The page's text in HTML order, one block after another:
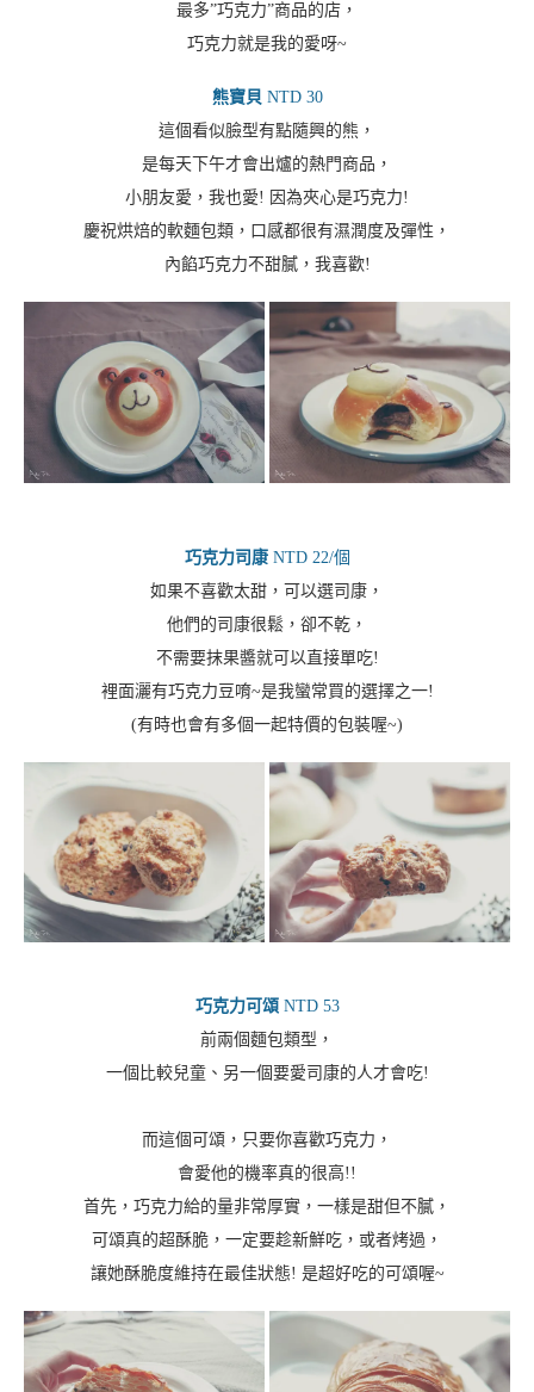
最多”巧克力”商品的店，
巧克力就是我的愛呀~
熊寶貝 NTD 30
這個看似臉型有點隨興的熊，
是每天下午才會出爐的熱門商品，
小朋友愛，我也愛! 因為夾心是巧克力!
慶祝烘焙的軟麵包類，口感都很有濕潤度及彈性，
內餡巧克力不甜膩，我喜歡!
巧克力司康 NTD 22/個
如果不喜歡太甜，可以選司康，
他們的司康很鬆，卻不乾，
不需要抹果醬就可以直接單吃!
裡面灑有巧克力豆唷~是我蠻常買的選擇之一!
(有時也會有多個一起特價的包裝喔~)
巧克力可頌 NTD 53
前兩個麵包類型，
一個比較兒童、另一個要愛司康的人才會吃!
而這個可頌，只要你喜歡巧克力，
會愛他的機率真的很高!!
首先，巧克力給的量非常厚實，一樣是甜但不膩，
可頌真的超酥脆，一定要趁新鮮吃，或者烤過，
讓她酥脆度維持在最佳狀態! 是超好吃的可頌喔~